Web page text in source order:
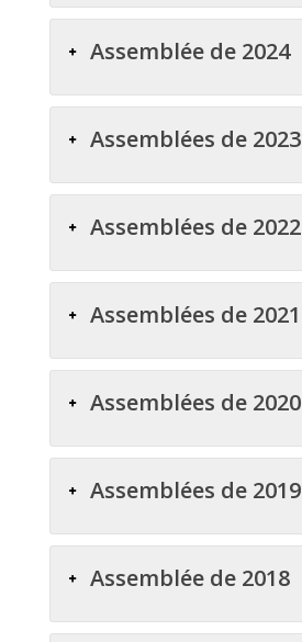
Assemblée de 2024
Assemblées de 2023
Assemblées de 2022
Assemblées de 2021
Assemblées de 2020
Assemblées de 2019
Assemblée de 2018